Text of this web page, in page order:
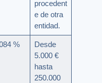
procedent
e de otra
entidad.
%
Desde
5.000 €
hasta
250.000